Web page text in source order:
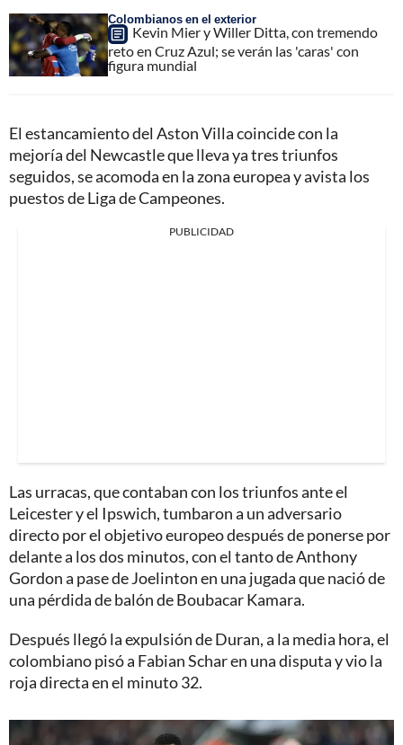
Colombianos en el exterior
Kevin Mier y Willer Ditta, con tremendo
reto en Cruz Azul; se verán las 'caras' con
figura mundial
El estancamiento del Aston Villa coincide con la
mejoría del Newcastle que lleva ya tres triunfos
seguidos, se acomoda en la zona europea y avista los
puestos de Liga de Campeones.
PUBLICIDAD
Las urracas, que contaban con los triunfos ante el
Leicester y el Ipswich, tumbaron a un adversario
directo por el objetivo europeo después de ponerse por
delante a los dos minutos, con el tanto de Anthony
Gordon a pase de Joelinton en una jugada que nació de
una pérdida de balón de Boubacar Kamara.
Después llegó la expulsión de Duran, a la media hora, el
colombiano pisó a Fabian Schar en una disputa y vio la
roja directa en el minuto 32.